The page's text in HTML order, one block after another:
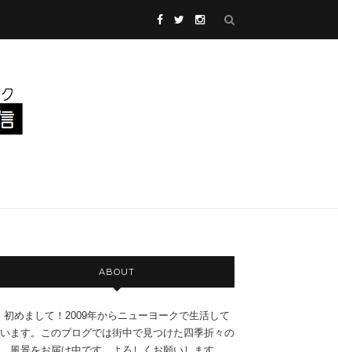
ABOUT
初めまして！2009年からニューヨークで生活して
います。このブログでは街中で見つけた四季折々の